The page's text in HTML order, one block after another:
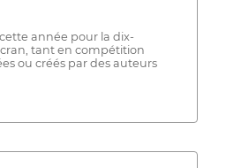
année pour la dix-
tant en compétition
ou créés par des auteurs